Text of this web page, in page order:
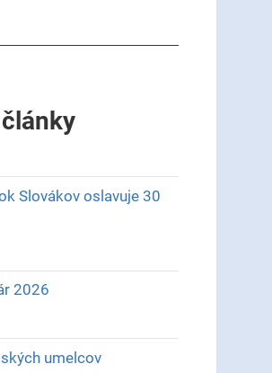
Slovákov oslavuje 30
2026
umelcov